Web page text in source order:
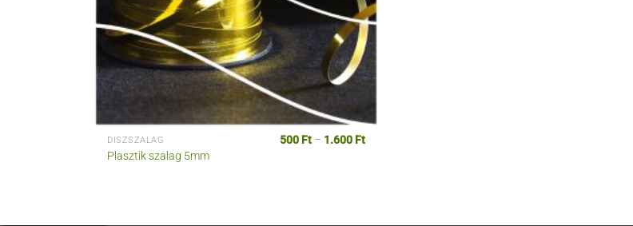
DÍSZSZALAG
Plasztik szalag 5mm
500 Ft – 1.600 FtÁrtartomány: